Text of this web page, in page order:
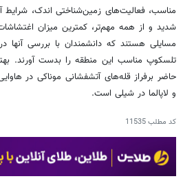
مناسب، فعالیت‌های زمین‌شناختی اندک،
شدید و از همه مهم‌تر، کمترین میزان
مسایلی هستند که دانشمندان با بررسی آنها
تلسکوپ مناسب این منطقه را بدست آورند.
حاضر برفراز قله‌های آتشفشانی موناکی در
و لاپالما در شیلی است.
کد مطلب11535